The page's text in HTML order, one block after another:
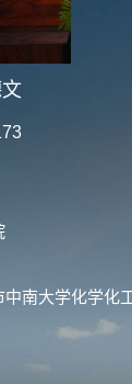
南大学化学化